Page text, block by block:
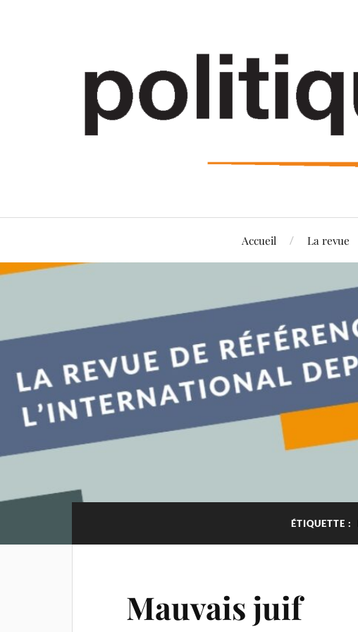
Accueil La revue
ÉTIQUETTE :
Mauvais juif